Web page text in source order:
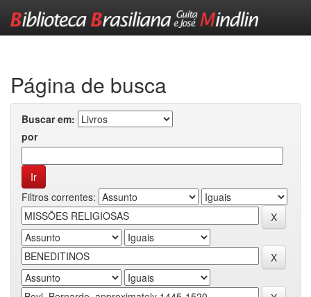
Página de busca
Buscar em:
por
Filtros correntes: